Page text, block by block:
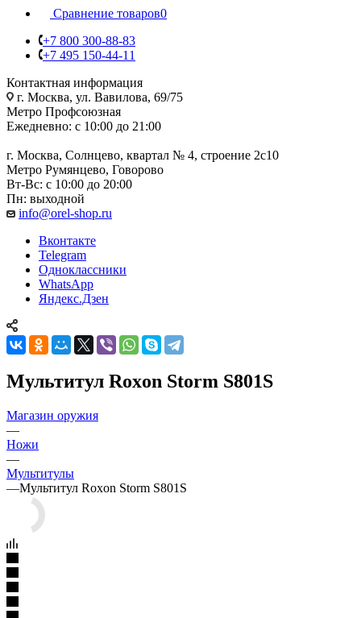
Сравнение товаров0
+7 800 300-88-83
+7 495 150-44-11
Контактная информация
г. Москва, ул. Вавилова, 69/75
Метро Профсоюзная
Ежедневно: с 10:00 до 21:00
г. Москва, Солнцево, квартал № 4, строение 2с10
Метро Румянцево, Говорово
Вт-Вс: с 10:00 до 20:00
Пн: выходной
info@orel-shop.ru
Вконтакте
Telegram
Одноклассники
WhatsApp
Яндекс.Дзен
Мультитул Roxon Storm S801S
Магазин оружия
—
Ножи
—
Мультитулы
—Мультитул Roxon Storm S801S